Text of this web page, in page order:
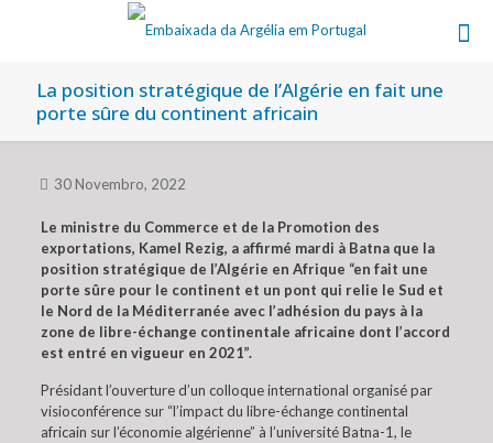
La position stratégique de l’Algérie en fait une
porte sûre du continent africain
30 Novembro, 2022
Le ministre du Commerce et de la Promotion des
exportations, Kamel Rezig, a affirmé mardi à Batna que la
position stratégique de l’Algérie en Afrique “en fait une
porte sûre pour le continent et un pont qui relie le Sud et
le Nord de la Méditerranée avec l’adhésion du pays à la
zone de libre-échange continentale africaine dont l’accord
est entré en vigueur en 2021”.
Présidant l’ouverture d’un colloque international organisé par
visioconférence sur “l’impact du libre-échange continental
africain sur l’économie algérienne” à l’université Batna-1, le